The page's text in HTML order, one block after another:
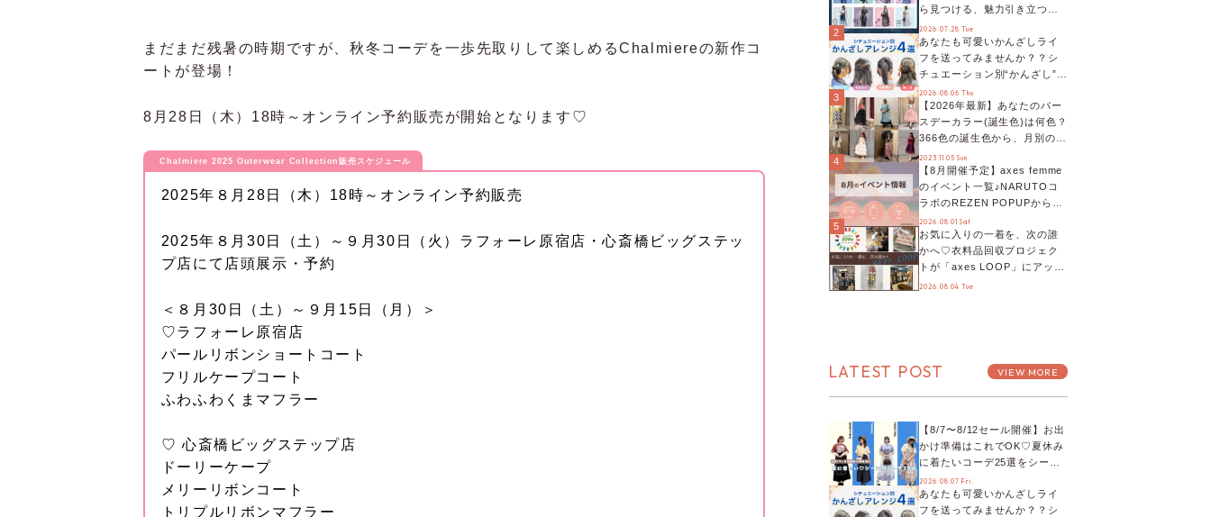
まだまだ残暑の時期ですが、秋冬コーデを一歩先取りして楽しめるChalmiereの新作コ
ートが登場！
8月28日（木）18時～オンライン予約販売が開始となります♡
Chalmiere 2025 Outerwear Collection販売スケジュール
2025年８月28日（木）18時～オンライン予約販売
2025年８月30日（土）～９月30日（火）ラフォーレ原宿店・心斎橋ビッグステッ
プ店にて店頭展示・予約
＜８月30日（土）～９月15日（月）＞
♡ラフォーレ原宿店
パールリボンショートコート
フリルケープコート
ふわふわくまマフラー
♡ 心斎橋ビッグステップ店
ドーリーケープ
メリーリボンコート
トリプルリボンマフラー
ら見つける、魅力引き立つス
タイリング♡
2026.07.28 Tue
2
あなたも可愛いかんざしライ
フを送ってみませんか？？シ
チュエーション別“かんざし”の
オススメ【ショップスタッフ
編集部】
2026.08.06 Thu
3
【2026年最新】あなたのバー
スデーカラー(誕生色)は何色？
366色の誕生色から、月別の誕
生色、バースデーカラーコー
デまでご紹介♡
2023.11.05 Sun
4
【8月開催予定】axes femme
のイベント一覧♪NARUTOコ
ラボのREZEN POPUPから、
プチYour Stage.、ティーパー
ティまで！8月の特別なイベン
トをチェック◎
2026.08.01 Sat
5
お気に入りの一着を、次の誰
かへ♡衣料品回収プロジェク
トが「axes LOOP」にアップ
デート！活用するとポイント
2026.08.04 Tue
LATEST POST VIEW MORE
【8/7〜8/12セール開催】お出
かけ準備はこれでOK♡夏休み
に着たいコーデ25選をシーン
別に徹底解説！
2026.08.07 Fri.
あなたも可愛いかんざしライ
フを送ってみませんか？？シ